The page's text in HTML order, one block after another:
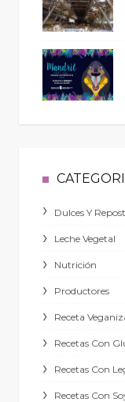
Dulces Y
Leche Vegetal
Nutrición
Productores
Receta
Recetas Con
Recetas Con
Recetas Con